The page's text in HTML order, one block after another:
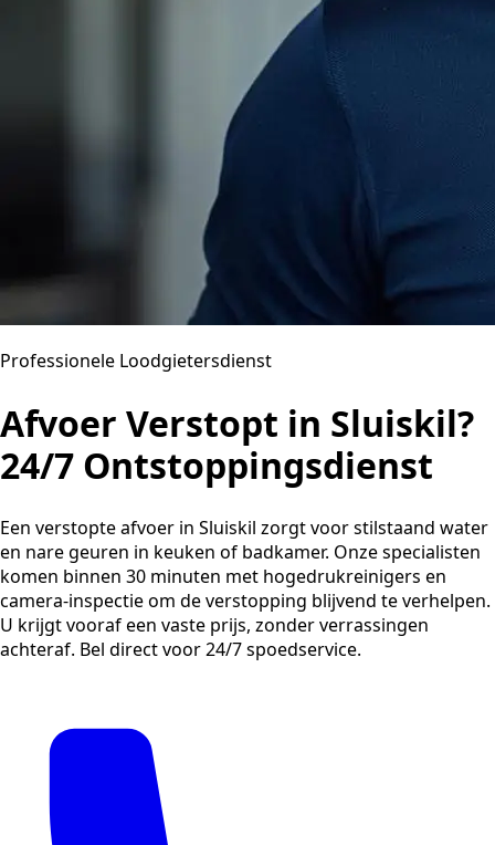
Professionele Loodgietersdienst
Afvoer Verstopt in Sluiskil?
24/7 Ontstoppingsdienst
Een verstopte afvoer in Sluiskil zorgt voor stilstaand water
en nare geuren in keuken of badkamer. Onze specialisten
komen binnen 30 minuten met hogedrukreinigers en
camera-inspectie om de verstopping blijvend te verhelpen.
U krijgt vooraf een vaste prijs, zonder verrassingen
achteraf. Bel direct voor 24/7 spoedservice.